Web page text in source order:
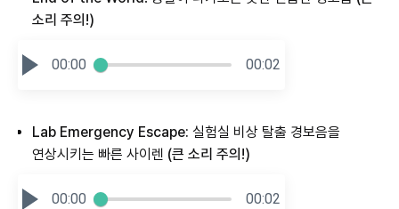
소리 주의!)
00:00 00:02
Lab Emergency Escape: 실험실 비상 탈출 경보음을
연상시키는 빠른 사이렌 (큰 소리 주의!)
00:00 00:02